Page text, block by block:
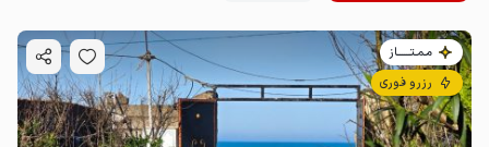
مـمـتــــــاز
رزرو فوری